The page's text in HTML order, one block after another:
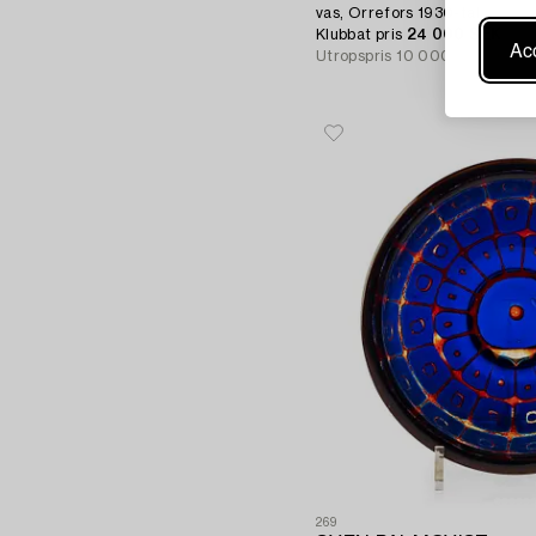
vas, Orrefors 1930-tal.
Klubbat pris 24 000 SEK
Utropspris 10 000 - 15 000
269